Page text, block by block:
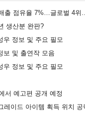
점유율 7%…글로벌 4위로 부상
생산분 완판?
우 정보 및 주요 필모
보 및 출연작 모음
우 정보 및 주요 필모
서 예고편 공개 예정
이드 아이템 획득 위치 공략 (89